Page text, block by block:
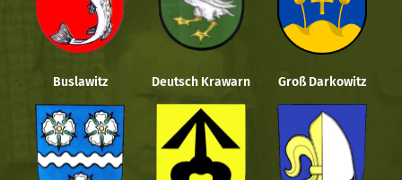
Buslawitz Deutsch Krawarn Groß Darkowitz